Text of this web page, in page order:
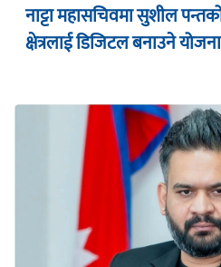
नाट्टा महासचिवमा सुशील
क्षेत्रलाई डिजिटल बनाउने योजना